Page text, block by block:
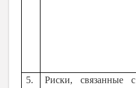
5.
Риски, связанные с